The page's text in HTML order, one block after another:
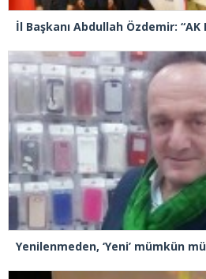
Yenilenmeden, ‘Yeni’ mümkün